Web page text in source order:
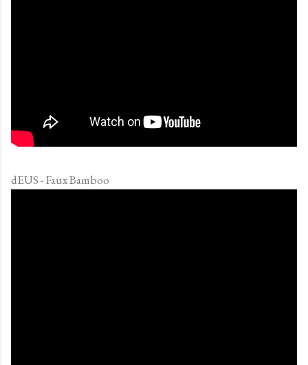
dEUS - Faux Bamboo